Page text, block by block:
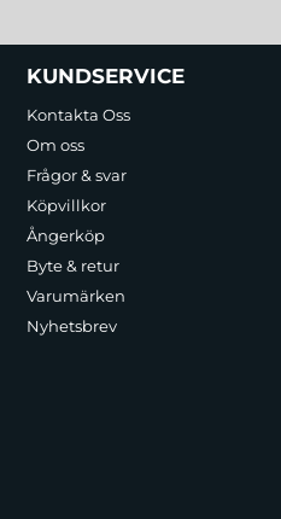
Sidfot Blandad
KUNDSERVICE
Kontakta Oss
Om oss
Frågor & svar
Köpvillkor
Ångerköp
Byte & retur
Varumärken
Nyhetsbrev